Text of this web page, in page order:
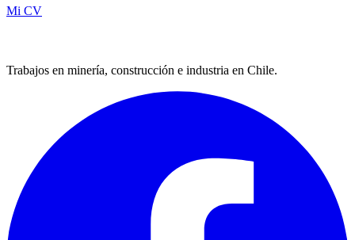
Mi CV
Trabajos en minería, construcción e industria en Chile.